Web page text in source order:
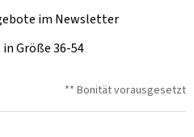
im Newsletter
Größe 36-54
** Bonität vorausgesetzt